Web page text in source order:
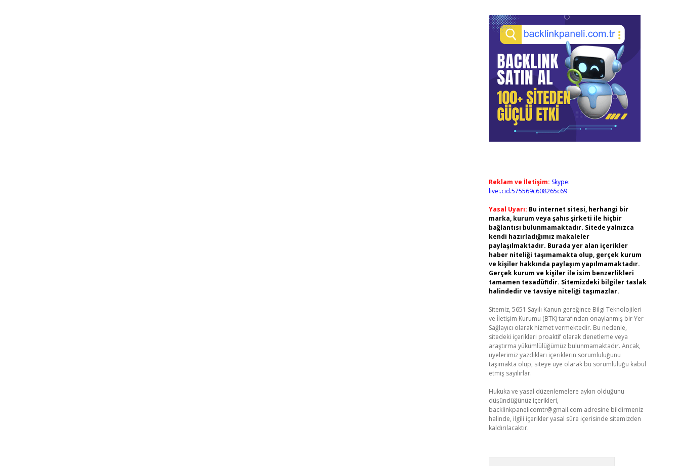
Reklam ve İletişim: Skype:
live:.cid.575569c608265c69
Yasal Uyarı: Bu internet sitesi, herhangi bir
marka, kurum veya şahıs şirketi ile hiçbir
bağlantısı bulunmamaktadır. Sitede yalnızca
kendi hazırladığımız makaleler
paylaşılmaktadır. Burada yer alan içerikler
haber niteliği taşımamakta olup, gerçek kurum
ve kişiler hakkında paylaşım yapılmamaktadır.
Gerçek kurum ve kişiler ile isim benzerlikleri
tamamen tesadüfidir. Sitemizdeki bilgiler taslak
halindedir ve tavsiye niteliği taşımazlar.
Sitemiz, 5651 Sayılı Kanun gereğince Bilgi Teknolojileri
ve İletişim Kurumu (BTK) tarafından onaylanmış bir Yer
Sağlayıcı olarak hizmet vermektedir. Bu nedenle,
sitedeki içerikleri proaktif olarak denetleme veya
araştırma yükümlülüğümüz bulunmamaktadır. Ancak,
üyelerimiz yazdıkları içeriklerin sorumluluğunu
taşımakta olup, siteye üye olarak bu sorumluluğu kabul
etmiş sayılırlar.
Hukuka ve yasal düzenlemelere aykırı olduğunu
düşündüğünüz içerikleri,
backlinkpanelicomtr@gmail.com adresine bildirmeniz
halinde, ilgili içerikler yasal süre içerisinde sitemizden
kaldırılacaktır.